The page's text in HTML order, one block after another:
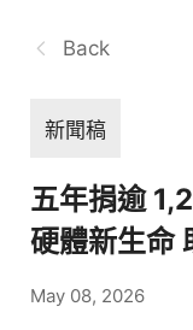
Back
新聞稿
五年捐逾
硬體新生命
May 08, 2026